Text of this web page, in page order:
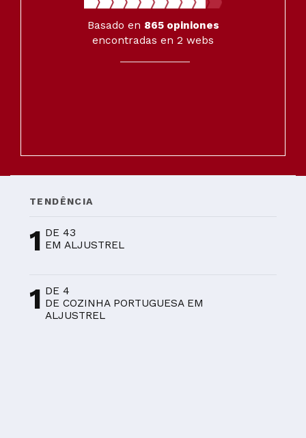
Basado en 865opiniones
encontradas en 2 webs
TENDÊNCIA
1 DE 43
EM ALJUSTREL
1 DE 4
DE COZINHA PORTUGUESA EM
ALJUSTREL